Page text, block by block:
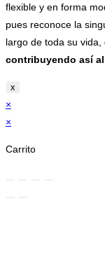
flexible y en forma
pues reconoce la
largo de toda su
contribuyendo así
x
×
×
Carrito